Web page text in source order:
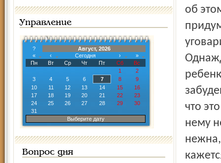
Управление
?
Август, 2026
«
‹ Сегодня ›
»
Пн
Вт Ср Чт Пт Сб
Вс
1
2
3
4 5 6 7 8
9
10
11 12 13 14 15
16
17
18 19 20 21 22
23
24
25 26 27 28 29
30
31
Выберите дату
Вопрос дня
об
что
нему